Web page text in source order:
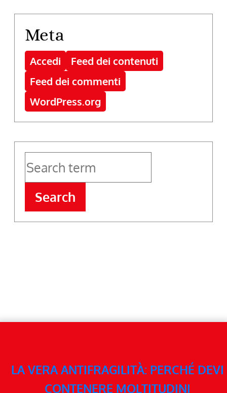
Meta
Accedi
Feed dei contenuti
Feed dei commenti
WordPress.org
Search
LA VERA ANTIFRAGILITÀ: PERCHÉ DEVI
CONTENERE MOLTITUDINI